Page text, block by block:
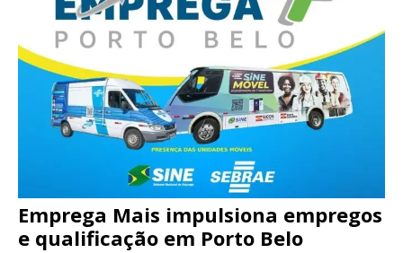
Emprega Mais impulsiona empregos
e qualificação em Porto Belo